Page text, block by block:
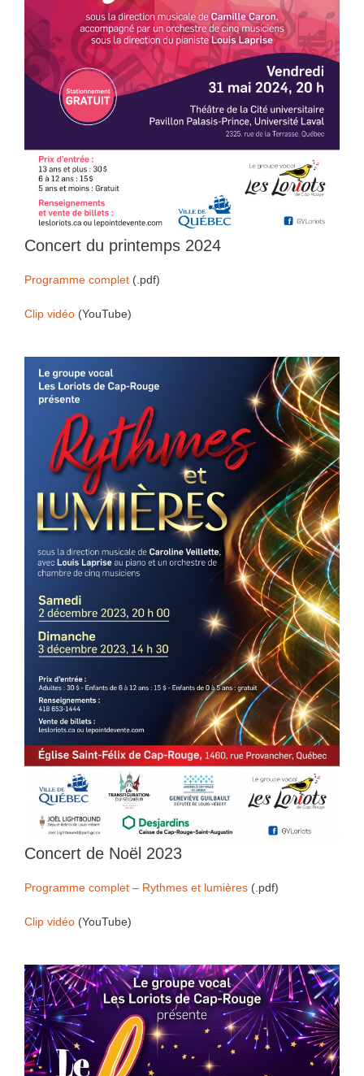
Concert du printemps 2024
Programme complet (.pdf)
Clip vidéo (YouTube)
Concert de Noël 2023
Programme complet – Rythmes et lumières (.pdf)
Clip vidéo (YouTube)